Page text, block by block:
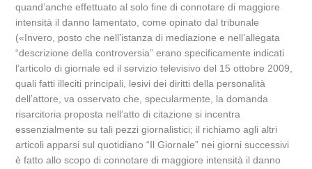
quand’anche effettuato al solo fine di connotare di maggiore
intensità il danno lamentato, come opinato dal tribunale
(«Invero, posto che nell’istanza di mediazione e nell’allegata
“descrizione della controversia” erano specificamente indicati
l’articolo di giornale ed il servizio televisivo del 15 ottobre 2009,
quali fatti illeciti principali, lesivi dei diritti della personalità
dell’attore, va osservato che, specularmente, la domanda
risarcitoria proposta nell’atto di citazione si incentra
essenzialmente su tali pezzi giornalistici; il richiamo agli altri
articoli apparsi sul quotidiano “Il Giornale” nei giorni successivi
è fatto allo scopo di connotare di maggiore intensità il danno